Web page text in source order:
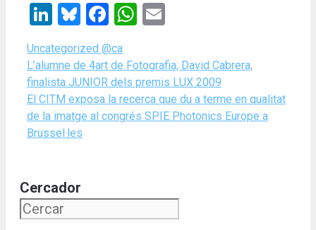
LinkedIn
Bluesky
Facebook
WhatsApp
Categories
Uncategorized @ca
L’alumne de 4art de Fotografia, David Cabrera,
finalista JUNIOR dels premis LUX 2009
El CITM exposa la recerca que du a terme en qualitat
de la imatge al congrés SPIE Photonics Europe a
Brussel·les
Cercador